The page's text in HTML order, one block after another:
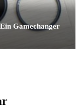
Gamechanger